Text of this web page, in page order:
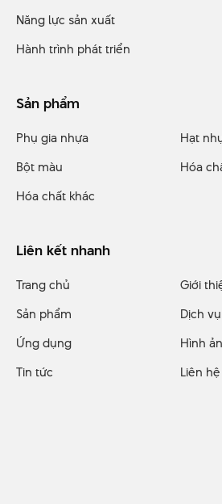
Năng lực sản xuất
Hành trình phát triển
Sản phẩm
Phụ gia nhựa
Hạt
Bột màu
Hóa
Hóa chất khác
Liên kết nhanh
Trang chủ
Giới
Sản phẩm
Dịch vụ
Ứng dụng
Hình
Tin tức
Liên hệ